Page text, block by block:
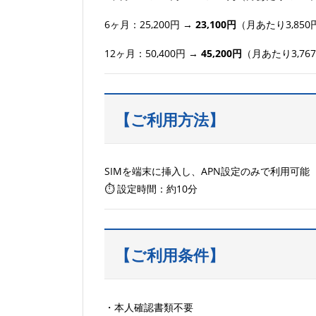
6ヶ月：25,200円 → 23,100円 （月あたり
12ヶ月：50,400円 → 45,200円 （月あたり
【ご利用方法】
SIMを端末に挿入し、APN設定のみで利用可能
⏱ 設定時間：約10分
【ご利用条件】
・本人確認書類不要